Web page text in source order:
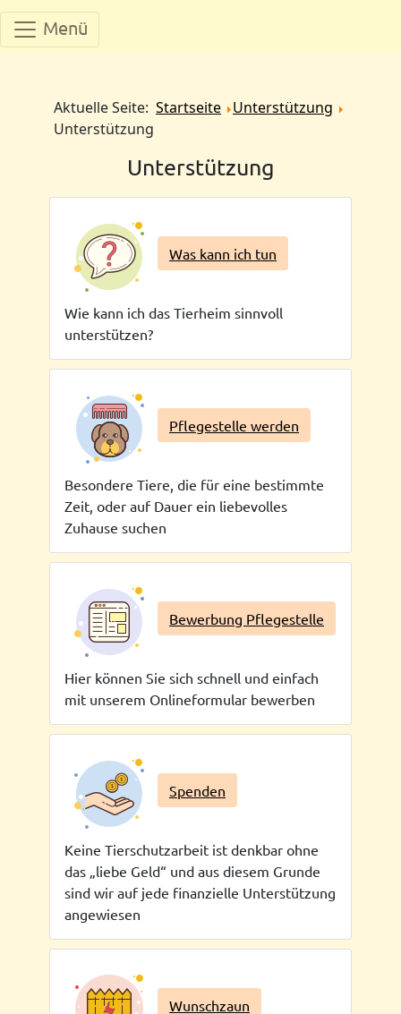
Menü
Aktuelle Seite: Startseite
Unterstützung
Unterstützung
Unterstützung
Was kann ich tun
Wie kann ich das Tierheim sinnvoll
unterstützen?
Pflegestelle werden
Besondere Tiere, die für eine bestimmte
Zeit, oder auf Dauer ein liebevolles
Zuhause suchen
Bewerbung Pflegestelle
Hier können Sie sich schnell und einfach
mit unserem Onlineformular bewerben
Spenden
Keine Tierschutzarbeit ist denkbar ohne
das „liebe Geld“ und aus diesem Grunde
sind wir auf jede finanzielle Unterstützung
angewiesen
Wunschzaun